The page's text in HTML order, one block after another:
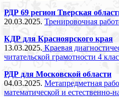
РДР 69 регион Тверская
20.03.2025. Тренировочная
КДР для Красноярского края
13.03.2025. Краевая
читательской грамотности 4
РДР для Московской области
04.03.2025. Метапредметная
математической и естественно-